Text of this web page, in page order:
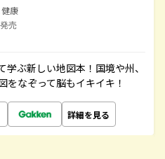
康
売
ぶ新しい地図本！国境や州、
をなぞって脳もイキイキ！
詳細を見る